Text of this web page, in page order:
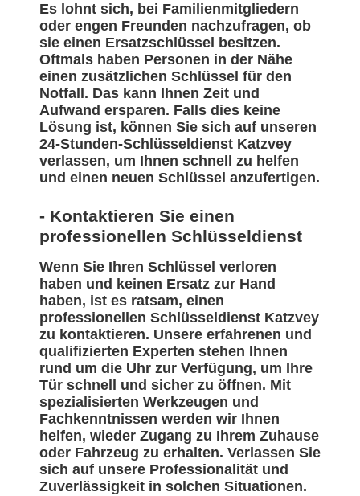
Es lohnt sich, bei Familienmitgliedern
oder engen Freunden nachzufragen, ob
sie einen Ersatzschlüssel besitzen.
Oftmals haben Personen in der Nähe
einen zusätzlichen Schlüssel für den
Notfall. Das kann Ihnen Zeit und
Aufwand ersparen. Falls dies keine
Lösung ist, können Sie sich auf unseren
24-Stunden-Schlüsseldienst Katzvey
verlassen, um Ihnen schnell zu helfen
und einen neuen Schlüssel anzufertigen.
- Kontaktieren Sie einen
professionellen Schlüsseldienst
Wenn Sie Ihren Schlüssel verloren
haben und keinen Ersatz zur Hand
haben, ist es ratsam, einen
professionellen Schlüsseldienst Katzvey
zu kontaktieren. Unsere erfahrenen und
qualifizierten Experten stehen Ihnen
rund um die Uhr zur Verfügung, um Ihre
Tür schnell und sicher zu öffnen. Mit
spezialisierten Werkzeugen und
Fachkenntnissen werden wir Ihnen
helfen, wieder Zugang zu Ihrem Zuhause
oder Fahrzeug zu erhalten. Verlassen Sie
sich auf unsere Professionalität und
Zuverlässigkeit in solchen Situationen.